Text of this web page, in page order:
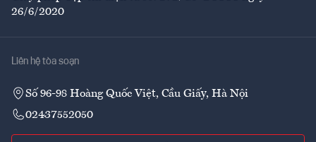
26/6/2020
Liên hệ tòa soạn
Số 96-98 Hoàng Quốc Việt, Cầu Giấy, Hà Nội
02437552050